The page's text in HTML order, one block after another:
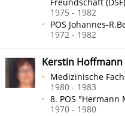
1975 - 1982
POS Johannes-
1972 - 1982
Kerstin Hoffmann
Medizinische
1980 - 1983
8. POS "Hermann
1970 - 1980